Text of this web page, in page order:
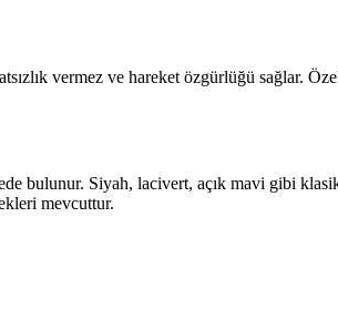
vermez ve hareket özgürlüğü sağlar.
bulunur. Siyah, lacivert, açık mavi gibi
mevcuttur.